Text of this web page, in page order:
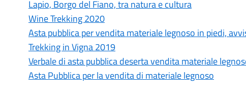
Lapio, Borgo del Fiano, tra natura e cultura
Wine Trekking 2020
Asta pubblica per vendita materiale legnoso in piedi,
Trekking in Vigna 2019
Verbale di asta pubblica deserta vendita materiale
Asta Pubblica per la vendita di materiale legnoso